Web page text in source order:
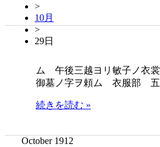
>
10月
>
29日
ム 午後三越ヨリ敏子ノ衣
御墓ノ字ヲ頼ム 衣服部
続きを読む »
October 1912